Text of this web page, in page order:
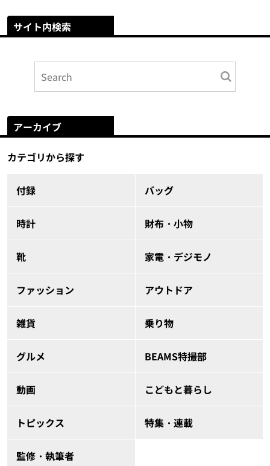
サイト内検索
アーカイブ
カテゴリから探す
付録 バッグ
時計 財布・小物
靴 家電・デジモノ
ファッション アウトドア
雑貨 乗り物
グルメ BEAMS特撮部
動画 こどもと暮らし
トピックス 特集・連載
監修・執筆者